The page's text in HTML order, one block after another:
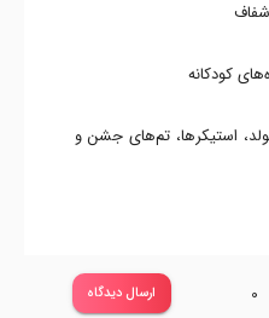
کودکانه
استیکرها، تم‌های جشن و
0 ارسال دیدگاه